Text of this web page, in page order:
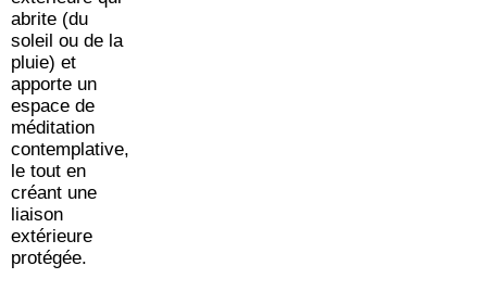
abrite (du
soleil ou de la
pluie) et
apporte un
espace de
méditation
contemplative,
le tout en
créant une
liaison
extérieure
protégée.